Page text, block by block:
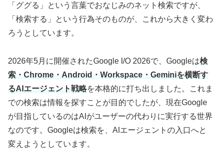
「ググる」という言葉でおなじみのネット検索ですが、
「検索する」という行為そのものが、これから大きく変わ
ろうとしています。
2026年5月に開催されたGoogle I/O 2026で、Googleは検
索・Chrome・Android・Workspace・Geminiを横断す
るAIエージェント戦略を本格的に打ち出しました。これま
での検索は情報を探すことが目的でしたが、現在Google
が目指しているのはAIがユーザーの代わりに実行する世界
なのです。Googleは検索を、AIエージェントの入口へと
変えようとしています。